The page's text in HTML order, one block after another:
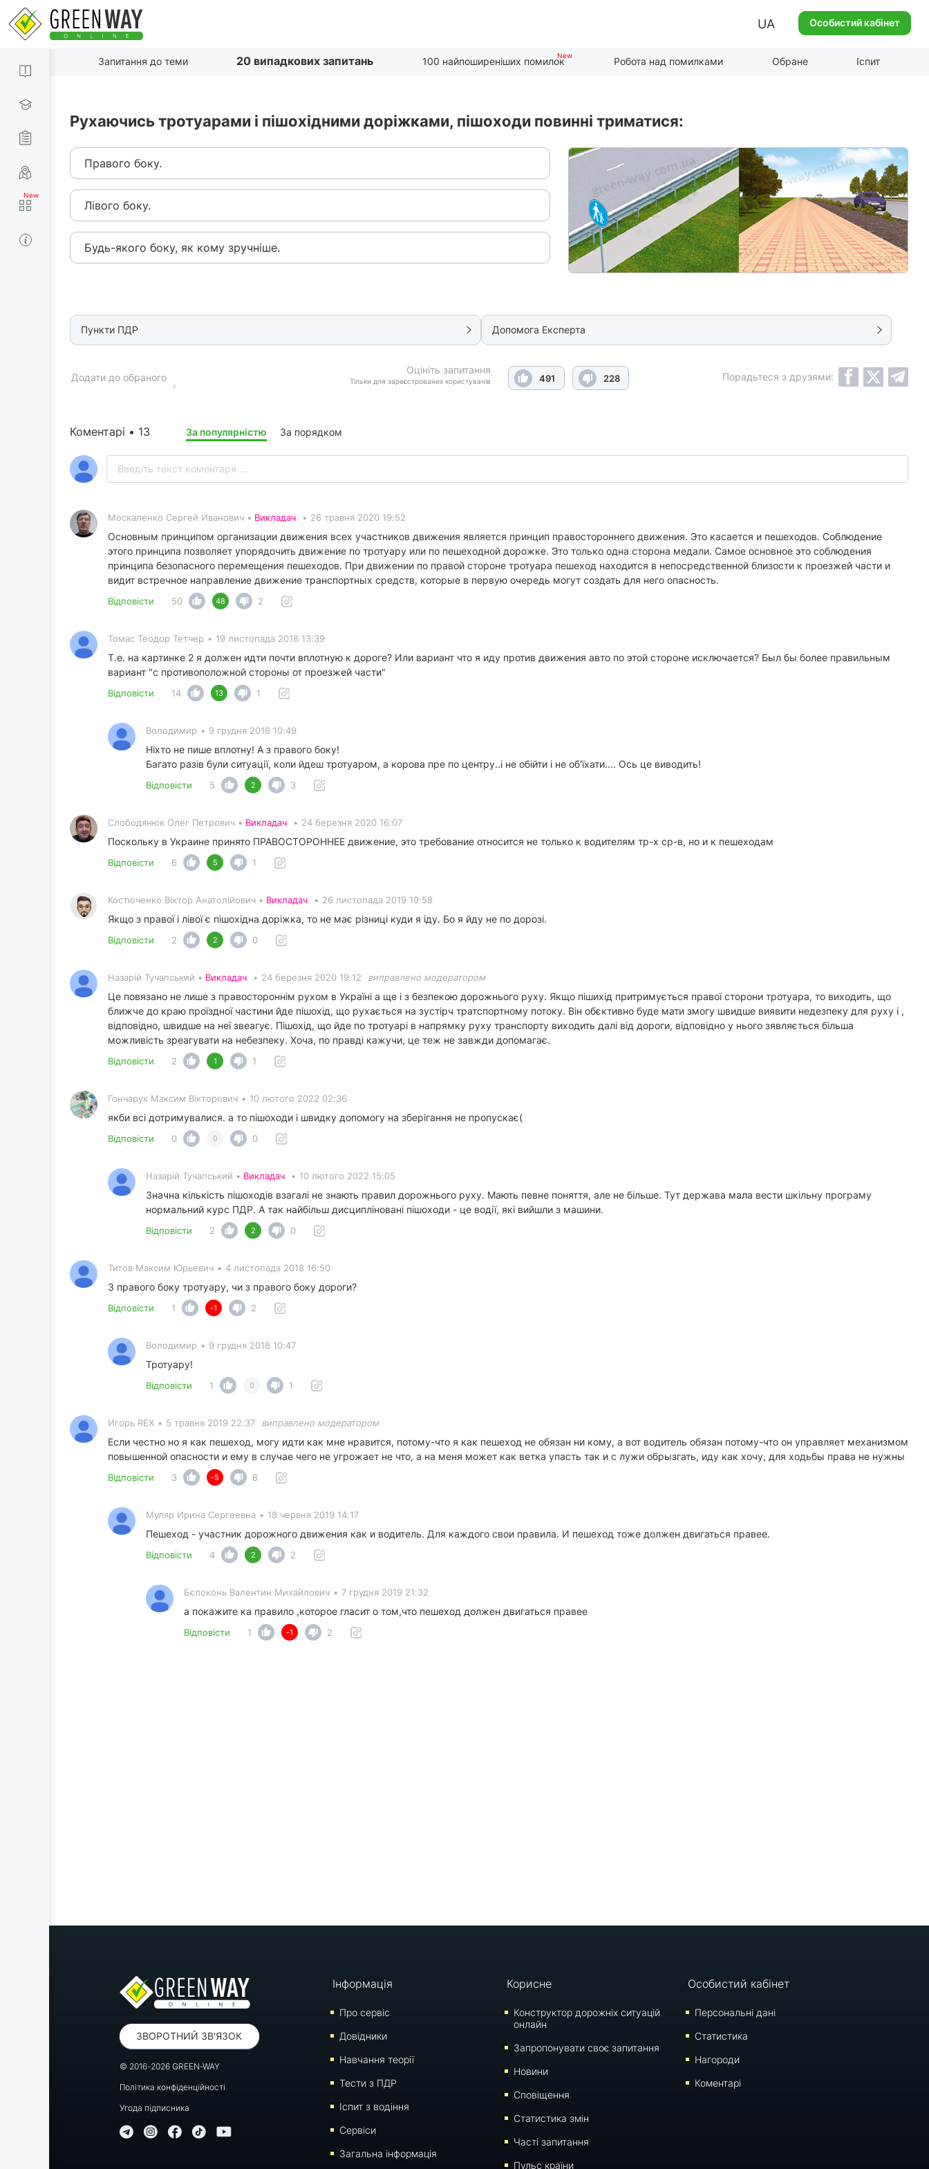
UA Особистий кабінет
Запитання до теми 20 випадкових запитань 100 найпоширеніших помилок Робота над помилками Обране Іспит
Рухаючись тротуарами і пішохідними доріжками, пішоходи повинні триматися:
Правого боку.
Лівого боку.
Будь-якого боку, як кому зручніше.
Пункти ПДР Допомога Експерта
Оцініть запитання
Тільки для зареєстрованих користувачів 491 228
Додати до обраного Порадьтеся з друзями:
Коментарі • 13 За популярністю За порядком
Москаленко Сергей Иванович • Викладач • 26 травня 2020 19:52
Основным принципом организации движения всех участников движения является принцип правостороннего движения. Это касается и пешеходов. Соблюдение
этого принципа позволяет упорядочить движение по тротуару или по пешеходной дорожке. Это только одна сторона медали. Самое основное это соблюдения
принципа безопасного перемещения пешеходов. При движении по правой стороне тротуара пешеход находится в непосредственной близости к проезжей части и
видит встречное направление движение транспортных средств, которые в первую очередь могут создать для него опасность.
Відповісти 50 48 2
Томас Теодор Тетчер • 19 листопада 2018 13:39
Т.е. на картинке 2 я должен идти почти вплотную к дороге? Или вариант что я иду против движения авто по этой стороне исключается? Был бы более правильным
вариант "с противоположной стороны от проезжей части"
Відповісти 14 13 1
Володимир • 9 грудня 2018 10:49
Ніхто не пише вплотну! А з правого боку!
Багато разів були ситуації, коли йдеш тротуаром, а корова пре по центру..і не обійти і не об'їхати.... Ось це виводить!
Відповісти 5 2 3
Слободянюк Олег Петрович • Викладач • 24 березня 2020 16:07
Поскольку в Украине принято ПРАВОСТОРОННЕЕ движение, это требование относится не только к водителям тр-х ср-в, но и к пешеходам
Відповісти 6 5 1
Костюченко Віктор Анатолійович • Викладач • 26 листопада 2019 19:58
Якщо з правої і лівої є пішохідна доріжка, то не має різниці куди я іду. Бо я йду не по дорозі.
Відповісти 2 2 0
Назарій Тучапський • Викладач • 24 березня 2020 19:12 виправлено модератором
Це повязано не лише з правостороннім рухом в Україні а ще і з безпекою дорожнього руху. Якщо пішихід притримується правої сторони тротуара, то виходить, що
ближче до краю проїздної частини йде пішохід, що рухається на зустірч тратспортному потоку. Він обєктивно буде мати змогу швидше виявити недезпеку для руху і ,
відповідно, швидше на неї звеагує. Пішохід, що йде по тротуарі в напрямку руху транспорту виходить далі від дороги, відповідно у нього зявляється більша
можливість зреагувати на небезпеку. Хоча, по правді кажучи, це теж не завжди допомагає.
Відповісти 2 1 1
Гончарук Максим Вікторович • 10 лютого 2022 02:36
якби всі дотримувалися. а то пішоходи і швидку допомогу на зберігання не пропускає(
Відповісти 0 0 0
Назарій Тучапський • Викладач • 10 лютого 2022 15:05
Значна кількість пішоходів взагалі не знають правил дорожнього руху. Мають певне поняття, але не більше. Тут держава мала вести шкільну програму
нормальний курс ПДР. А так найбільш дисципліновані пішоходи - це водії, які вийшли з машини.
Відповісти 2 2 0
Титов Максим Юрьевич • 4 листопада 2018 16:50
З правого боку тротуару, чи з правого боку дороги?
Відповісти 1 -1 2
Володимир • 9 грудня 2018 10:47
Тротуару!
Відповісти 1 0 1
Игорь REX • 5 травня 2019 22:37 виправлено модератором
Если честно но я как пешеход, могу идти как мне нравится, потому-что я как пешеход не обязан ни кому, а вот водитель обязан потому-что он управляет механизмом
повышенной опасности и ему в случае чего не угрожает не что, а на меня может как ветка упасть так и с лужи обрызгать, иду как хочу, для ходьбы права не нужны
Відповісти 3 -5 8
Муляр Ирина Сергеевна • 18 червня 2019 14:17
Пешеход - участник дорожного движения как и водитель. Для каждого свои правила. И пешеход тоже должен двигаться правее.
Відповісти 4 2 2
Бєлоконь Валентин Михайлович • 7 грудня 2019 21:32
а покажите ка правило ,которое гласит о том,что пешеход должен двигаться правее
Відповісти 1 -1 2
ЗВОРОТНИЙ ЗВ'ЯЗОК
© 2016-2026 GREEN-WAY
Політика конфіденційності
Угода підписника
Інформація
Про сервіс
Довідники
Навчання теорії
Тести з ПДР
Iспит з водіння
Сервіси
Загальна інформація
Корисне
Конструктор дорожніх ситуацій
онлайн
Запропонувати своє запитання
Новини
Сповіщення
Статистика змін
Часті запитання
Пульс країни
Особистий кабінет
Персональні дані
Статистика
Нагороди
Коментарі